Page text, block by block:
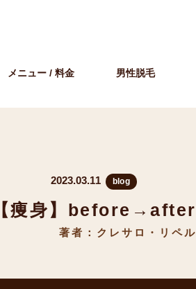
メニュー / 料金 男性脱毛
2023.03.11 blog
【痩身】before→after
著者：クレサロ・リペル